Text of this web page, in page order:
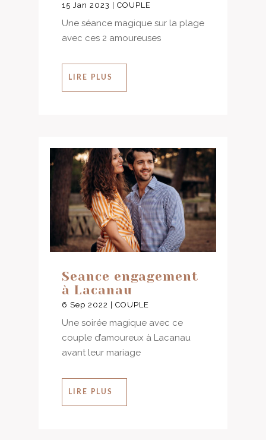
15 Jan 2023 COUPLE
Une séance magique sur la plage
avec ces 2 amoureuses
LIRE PLUS
Seance engagement
à Lacanau
6 Sep 2022 COUPLE
Une soirée magique avec ce
couple d’amoureux à Lacanau
avant leur mariage
LIRE PLUS